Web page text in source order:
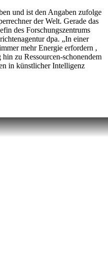
und ist den Angaben zufolge
der Welt. Gerade das
des Forschungszentrums
dpa. „In einer
mehr Energie erfordern ,
zu Ressourcen-schonendem
in künstlicher Intelligenz